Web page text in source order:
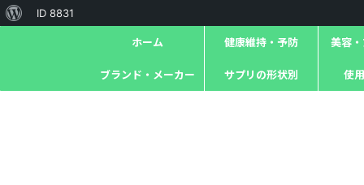
ホーム 健康維持・予防 美容
ブランド・メーカー サプリの形状別 使
ID 8831